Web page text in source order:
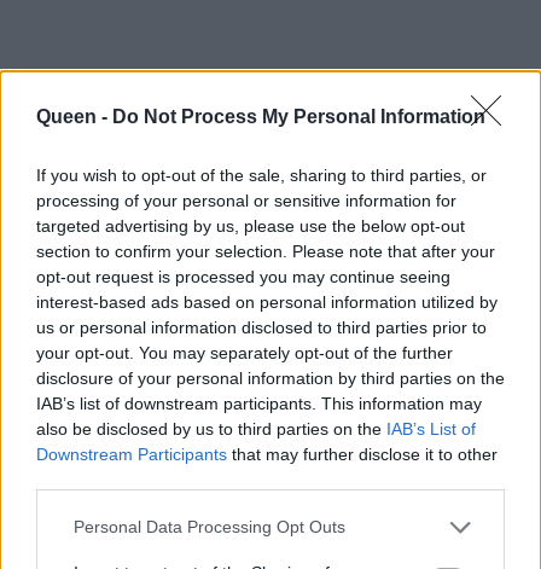
Queen - Do Not Process My Personal Information
If you wish to opt-out of the sale, sharing to third parties, or
processing of your personal or sensitive information for
targeted advertising by us, please use the below opt-out
section to confirm your selection. Please note that after your
opt-out request is processed you may continue seeing
interest-based ads based on personal information utilized by
us or personal information disclosed to third parties prior to
your opt-out. You may separately opt-out of the further
disclosure of your personal information by third parties on the
IAB’s list of downstream participants. This information may
also be disclosed by us to third parties on the IAB’s List of
Downstream Participants that may further disclose it to other
Personal Data Processing Opt Outs
Αυτό το διάβασες;
Η Υβόννη Μπόσνιακ θα μπορούσε να είναι και
δίδυμη με τη νονά της